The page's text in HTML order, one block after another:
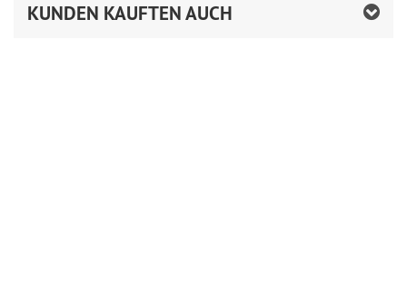
KUNDEN KAUFTEN AUCH